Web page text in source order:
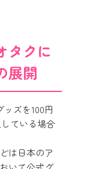
タクに
展開
ズを100円
ている場合
は日本のア